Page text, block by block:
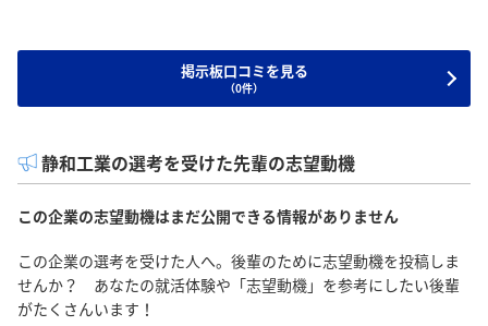
掲示板口コミを見る
（0件）
静和工業の選考を受けた先輩の志望動機
この企業の志望動機はまだ公開できる情報がありません
この企業の選考を受けた人へ。後輩のために志望動機を投稿しま
せんか？ あなたの就活体験や「志望動機」を参考にしたい後輩
がたくさんいます！